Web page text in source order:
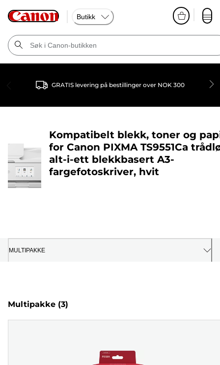
Butikk
GRATIS levering på bestillinger over NOK 300
Kompatibelt blekk, toner og
for Canon PIXMA TS9551Ca
alt-i-ett blekkbasert A3-
fargefotoskriver, hvit
MULTIPAKKE
Multipakke (3)